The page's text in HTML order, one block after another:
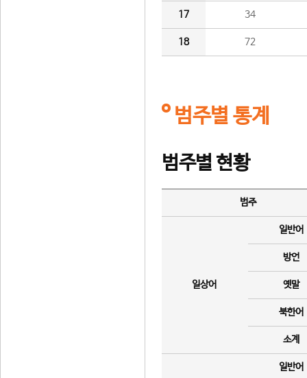
17 34
18 72
범주별 통계
범주별 현황
범주
일상어
일반어
방언
옛말
북한어
소계
일반어